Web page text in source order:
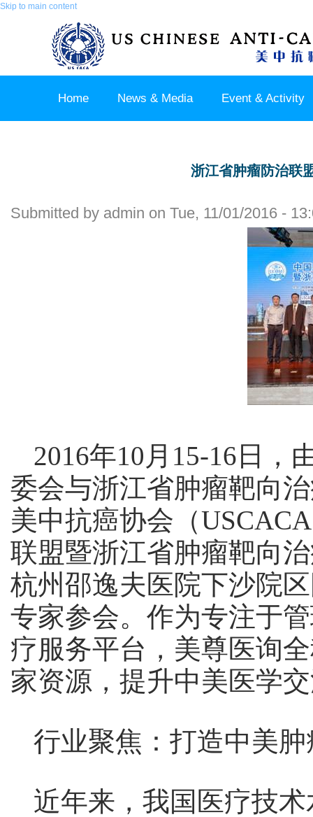
Skip to main content
Home News & Media Event & Activity
浙江省肿瘤防治联
Submitted by admin on Tue, 11/01/2016 -
2016年10月15-16日，
委会与浙江省肿瘤靶向
美中抗癌协会（
联盟暨浙江省肿瘤靶向
杭州邵逸夫医院下沙院
专家参会。作为专注于
疗服务平台，美尊医询
家资源，提升中美医学
行业聚焦：打造中美
近年来，我国医疗技